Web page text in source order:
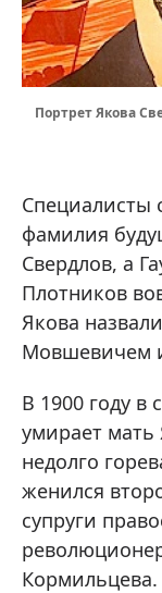
Портрет Якова
Специалисты
фамилия
Свердлов, а
Плотников
Якова
Мовшевичем
В 1900 году в
умирает мать
недолго
женился
супруги